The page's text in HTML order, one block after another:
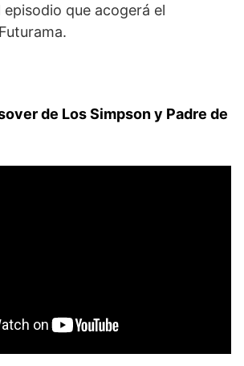
episodio que acogerá el
de Los Simpson y Padre de